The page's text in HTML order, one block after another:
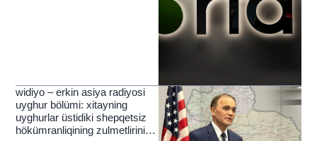
widiyo – erkin asiya radiyosi
uyghur bölümi: xitayning
uyghurlar üstidiki shepqetsiz
hökümranliqining zulmetlirini